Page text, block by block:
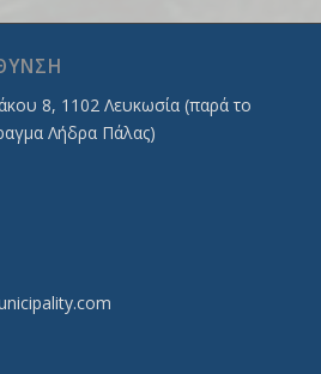
8, 1102 Λευκωσία (παρά το
Λήδρα Πάλας)